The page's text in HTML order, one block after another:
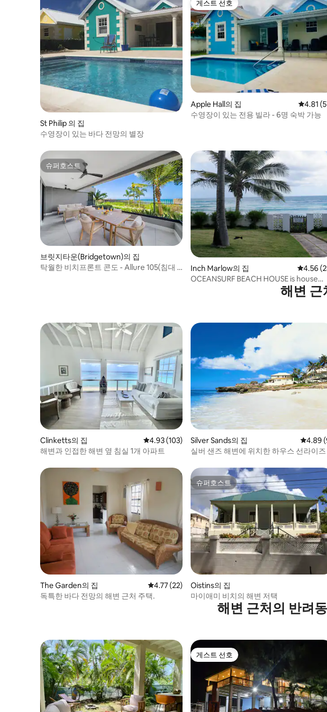
St Philip 의 집
수영장이 있는 바다 전망의 별장
게스트 선호
게스트 선호
Apple Hall의 집 평점
4.81
수영장이 있는 전용 빌라 - 6명 숙박 가능
슈퍼호스트
슈퍼호스트
브릿지타운(Bridgetown)의 집
탁월한 비치프론트 콘도 - Allure 105(침대 2
Inch Marlow의 집 평점
4.56
OCEANSURF BEACH HOUSE is house
해변 근
Clinketts의 집 평점 4.93점(5점 만점), 후기 103개
4.93 (103)
해변과 인접한 해변 옆 침실 1개 아파트
Silver Sands의 집 평점
4.89
실버 샌즈 해변에 위치한 하우스 선라이즈
The Garden의 집 평점 4.77점(5점 만점), 후기 22개
4.77 (22)
독특한 바다 전망의 해변 근처 주택.
슈퍼호스트
슈퍼호스트
Oistins의 집
마이애미 비치의 해변 저택
해변 근처의 반려
게스트 선호
게스트 선호